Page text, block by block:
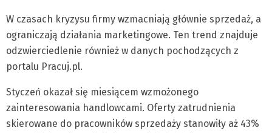
W czasach kryzysu firmy wzmacniają głównie sprzedaż, a
ograniczają działania marketingowe. Ten trend znajduje
odzwierciedlenie również w danych pochodzących z
portalu Pracuj.pl.
Styczeń okazał się miesiącem wzmożonego
zainteresowania handlowcami. Oferty zatrudnienia
skierowane do pracowników sprzedaży stanowiły aż 43%